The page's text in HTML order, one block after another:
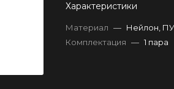
Характеристики
Материал — Нейлон,
Комплектация — 1 пара